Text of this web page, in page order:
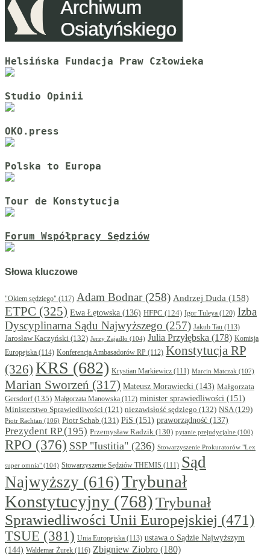
Helsińska Fundacja Praw Człowieka
Studio Opinii
OKO.press
Polska to Europa
Tour de Konstytucja
Forum Współpracy Sędziów
Słowa kluczowe
"Okiem sędziego" (117) Adam Bodnar(258) Andrzej Duda (158)
ETPC (325) Ewa Łętowska (136) HFPC (124) Igor Tuleya (120) Izba
Dyscyplinarna Sądu Najwyższego (257) Jakub Tau (113)
Jarosław Kaczyński (132) Jerzy Zajadło (104) Julia Przyłębska (178) Komisja
Europejska (114) Konferencja Ambasadorów RP (112) Konstytucja RP
(326) KRS (682) Krystian Markiewicz (111) Marcin Matczak (107)
Marian Sworzeń (317) Mateusz Morawiecki (143) Małgorzata
Gersdorf(135) Małgorzata Manowska (112) minister sprawiedliwości (151)
Ministerstwo Sprawiedliwości (121) niezawisłość sędziego (132) NSA (129)
Piotr Rachtan (106) Piotr Schab (131) PiS (151) praworządność (137)
Prezydent RP(195) Przemysław Radzik (130) pytanie prejudycjalne (100)
RPO (376) SSP "Iustitia" (236) Stowarzyszenie Prokuratorów "Lex
super omnia" (104) Stowarzyszenie Sędziów THEMIS (111) Sąd
Najwyższy (616)Trybunał
Konstytucyjny (768)Trybunał
Sprawiedliwości Unii Europejskiej (471)
TSUE (381) Unia Europejska (113) ustawa o Sądzie Najwyższym
(144) Waldemar Żurek (116) Zbigniew Ziobro (180)